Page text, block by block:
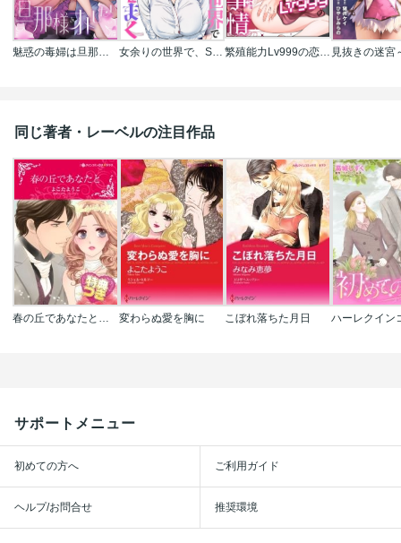
魅惑の毒婦は旦那様をオトしたい 女余りの世界で、S級魔法少女達に種をまく【フルカラー】 繁殖能力Lv999の恋愛事情 ―幼なじみ候爵令息とのウブあま新婚生活―（単話版）
同じ著者・レーベルの注目作品
春の丘であなたと【特典付き】 変わらぬ愛を胸に こぼれ落ちた月日
サポートメニュー
初めての方へ ご利用ガイド
ヘルプ/お問合せ 推奨環境